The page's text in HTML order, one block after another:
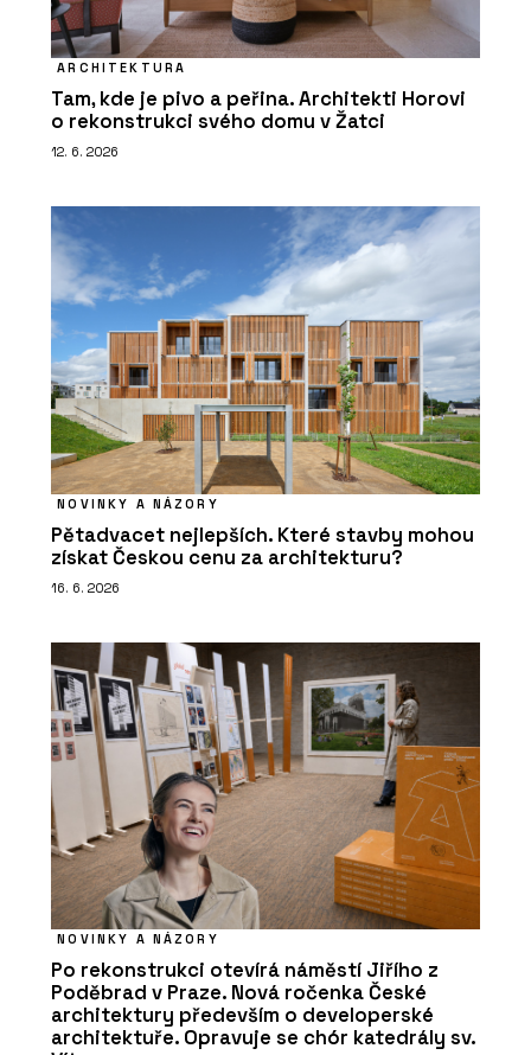
ARCHITEKTURA
Tam, kde je pivo a peřina. Architekti Horovi
o rekonstrukci svého domu v Žatci
12. 6. 2026
NOVINKY A NÁZORY
Pětadvacet nejlepších. Které stavby mohou
získat Českou cenu za architekturu?
16. 6. 2026
NOVINKY A NÁZORY
Po rekonstrukci otevírá náměstí Jiřího z
Poděbrad v Praze. Nová ročenka České
architektury především o developerské
architektuře. Opravuje se chór katedrály sv.